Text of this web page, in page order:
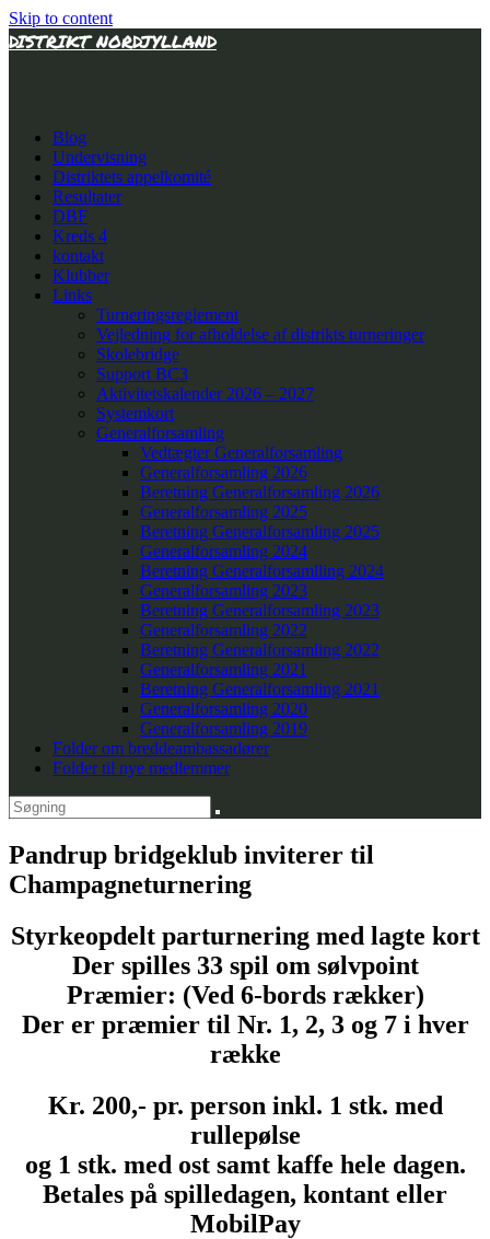
Skip to content
DISTRIKT NORDJYLLAND
Blog
Undervisning
Distriktets appelkomité
Resultater
DBF
Kreds 4
kontakt
Klubber
Links
Turneringsreglement
Vejledning for afholdelse af distrikts turneringer
Skolebridge
Support BC3
Aktivitetskalender 2026 – 2027
Systemkort
Generalforsamling
Vedtægter Generalforsamling
Generalforsamling 2026
Beretning Generalforsamling 2026
Generalforsamling 2025
Beretning Generalforsamling 2025
Generalforsamling 2024
Beretning Generalforsamlling 2024
Generalforsamling 2023
Beretning Generalforsamling 2023
Generalforsamling 2022
Beretning Generalforsamling 2022
Generalforsamling 2021
Beretning Generalforsamling 2021
Generalforsamling 2020
Generalforsamling 2019
Folder om breddeambassadører
Folder til nye medlemmer
Pandrup bridgeklub inviterer til
Champagneturnering
Styrkeopdelt parturnering med lagte kort
Der spilles 33 spil om sølvpoint
Præmier: (Ved 6-bords rækker)
Der er præmier til Nr. 1, 2, 3 og 7 i hver
række
Kr. 200,- pr. person inkl. 1 stk. med
rullepølse
og 1 stk. med ost samt kaffe hele dagen.
Betales på spilledagen, kontant eller
MobilPay